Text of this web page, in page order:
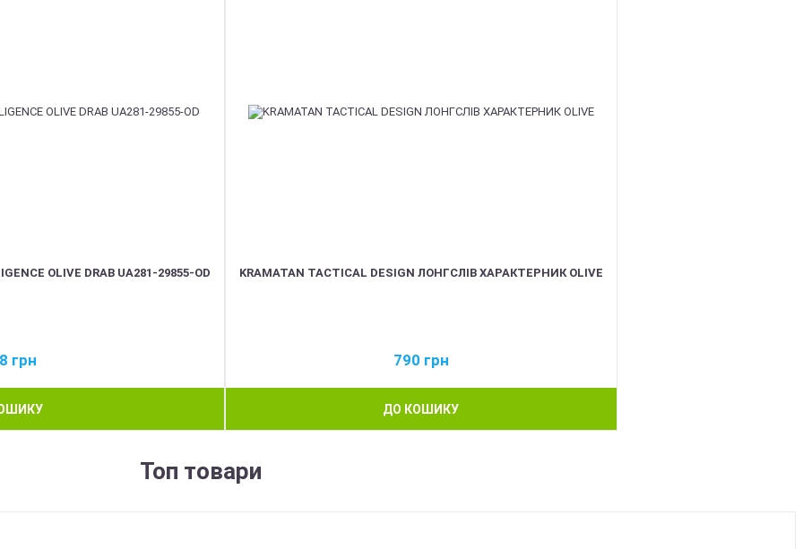
OLIVE DRAB UA281-29855-OD
грн
KRAMATAN TACTICAL DESIGN ЛОНГСЛІВ ХАРАКТЕРНИК OLIVE
790 грн
ДО КОШИКУ
Топ товари